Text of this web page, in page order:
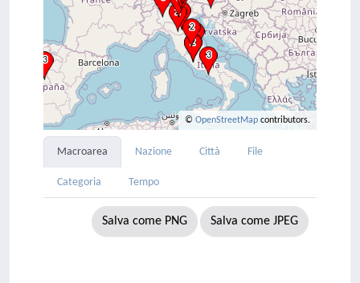
© OpenStreetMap contributors.
Macroarea Nazione Città File
Categoria Tempo
Salva come PNG Salva come JPEG